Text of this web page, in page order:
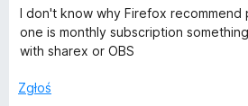
/
5
a
5
5
c
e
n
:
I don't know why Firefox recommend
one is monthly subscription
with sharex or OBS
Zgłoś